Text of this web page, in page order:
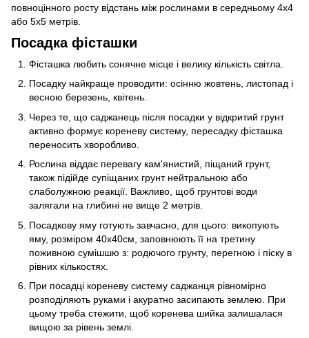
повноцінного росту відстань між рослинами в середньому 4х4
або 5х5 метрів.
Посадка фісташки
Фісташка любить сонячне місце і велику кількість світла.
Посадку найкраще проводити: осінню жовтень, листопад і
весною березень, квітень.
Через те, що саджанець після посадки у відкритий грунт
активно формує кореневу систему, пересадку фісташка
переносить хворобливо.
Рослина віддає перевагу кам'янистий, піщаний грунт,
також підійде супіщаних грунт нейтральною або
слаболужною реакції. Важливо, щоб грунтові води
залягали на глибині не вище 2 метрів.
Посадкову яму готують завчасно, для цього: викопують
яму, розміром 40х40см, заповнюють її на третину
поживною сумішшю з: родючого грунту, перегною і піску в
рівних кількостях.
При посадці кореневу систему саджанця рівномірно
розподіляють руками і акуратно засипають землею. При
цьому треба стежити, щоб коренева шийка залишалася
вищою за рівень землі.